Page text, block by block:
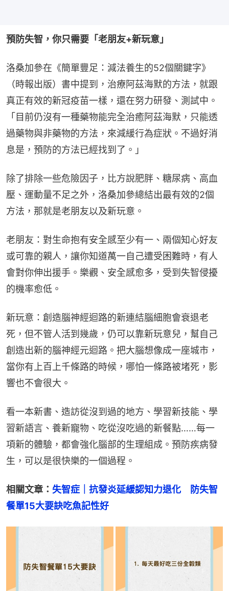
預防失智，你只需要「老朋友+新玩意」
洛桑加參在《簡單豐足：減法養生的52個關鍵字》
（時報出版）書中提到，治療阿茲海默的方法，就跟
真正有效的新冠疫苗一樣，還在努力研發、測試中。
「目前仍沒有一種藥物能完全治癒阿茲海默，只能透
過藥物與非藥物的方法，來減緩行為症狀。不過好消
息是，預防的方法已經找到了。」
除了排除一些危險因子，比方說肥胖、糖尿病、高血
壓、運動量不足之外，洛桑加參總結出最有效的2個
方法，那就是老朋友以及新玩意。
老朋友：對生命抱有安全感至少有一、兩個知心好友
或可靠的親人，讓你知道萬一自己遭受困難時，有人
會對你伸出援手。樂觀、安全感愈多，受到失智侵擾
的機率愈低。
新玩意：創造腦神經迴路的新連結腦細胞會衰退老
死，但不管人活到幾歲，仍可以靠新玩意兒，幫自己
創造出新的腦神經元迴路。把大腦想像成一座城市，
當你有上百上千條路的時候，哪怕一條路被堵死，影
響也不會很大。
看一本新書、造訪從沒到過的地方、學習新技能、學
習新語言、養新寵物、吃從沒吃過的新餐點……每一
項新的體驗，都會強化腦部的生理組成。預防疾病發
生，可以是很快樂的一個過程。
相關文章： 失智症｜抗發炎延緩認知力退化　防失智
餐單15大要訣吃魚記性好